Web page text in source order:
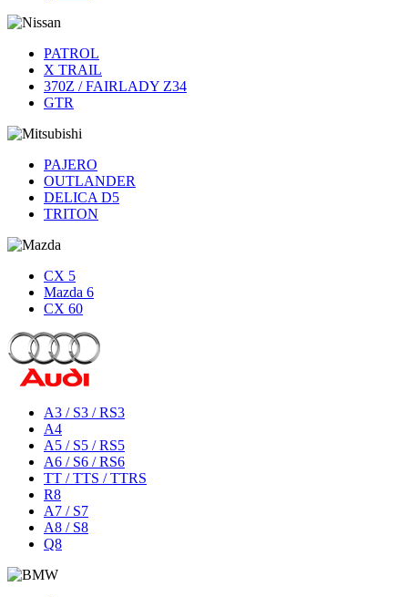
PATROL
X TRAIL
370Z / FAIRLADY Z34
GTR
PAJERO
OUTLANDER
DELICA D5
TRITON
CX 5
Mazda 6
CX 60
A3 / S3 / RS3
A4
A5 / S5 / RS5
A6 / S6 / RS6
TT / TTS / TTRS
R8
A7 / S7
A8 / S8
Q8